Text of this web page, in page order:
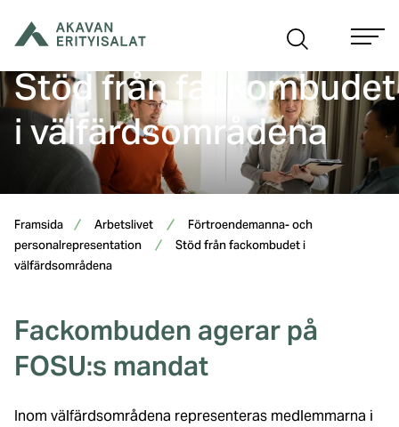
Stöd från fackombudet
i välfärdsområdena
Framsida Arbetslivet
Förtroendemanna- och
personalrepresentation
Stöd från fackombudet i
välfärdsområdena
Fackombuden agerar på
FOSU:s mandat
Inom välfärdsområdena representeras medlemmarna i